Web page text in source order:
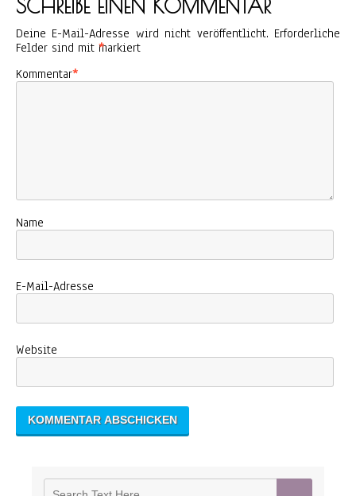
SCHREIBE EINEN KOMMENTAR
Deine E-Mail-Adresse wird nicht veröffentlicht. Erforderliche
Felder sind mit *
markiert
Kommentar*
Name
E-Mail-Adresse
Website